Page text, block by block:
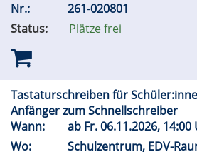
Nr.:
261-020801
Status:
Plätze frei
Tastaturschreiben für
Anfänger zum Schnellschreiber
Wann:
ab Fr.06.11.2026, 14:00
Wo:
Schulzentrum, EDV-